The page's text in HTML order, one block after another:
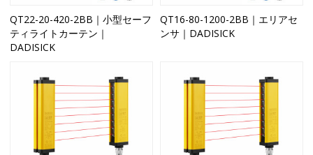
QT22-20-420-2BB｜小型セーフ
ティライトカーテン｜
DADISICK
QT16-80-1200-2BB｜エリアセ
ンサ｜DADISICK